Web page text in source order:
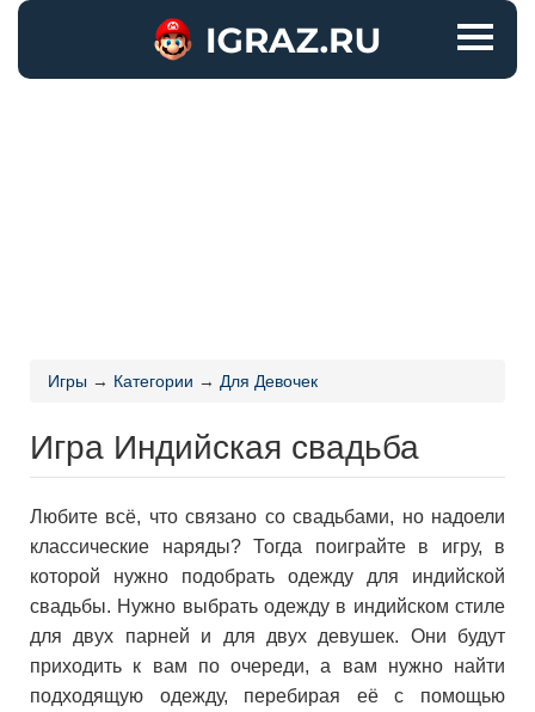
Игры → Категории → Для Девочек
Игра Индийская свадьба
Любите всё, что связано со свадьбами, но надоели
классические наряды? Тогда поиграйте в игру, в
которой нужно подобрать одежду для индийской
свадьбы. Нужно выбрать одежду в индийском стиле
для двух парней и для двух девушек. Они будут
приходить к вам по очереди, а вам нужно найти
подходящую одежду, перебирая её с помощью